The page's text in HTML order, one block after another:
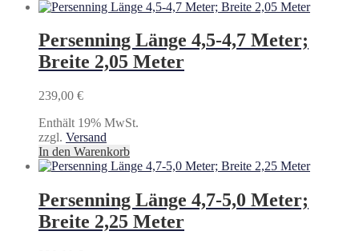
Persenning Länge 4,5-4,7 Meter;
Breite 2,05 Meter
239,00 €
Enthält 19% MwSt.
zzgl. Versand
In den Warenkorb
Persenning Länge 4,7-5,0 Meter;
Breite 2,25 Meter